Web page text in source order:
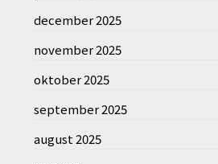
december 2025
november 2025
oktober 2025
september 2025
august 2025